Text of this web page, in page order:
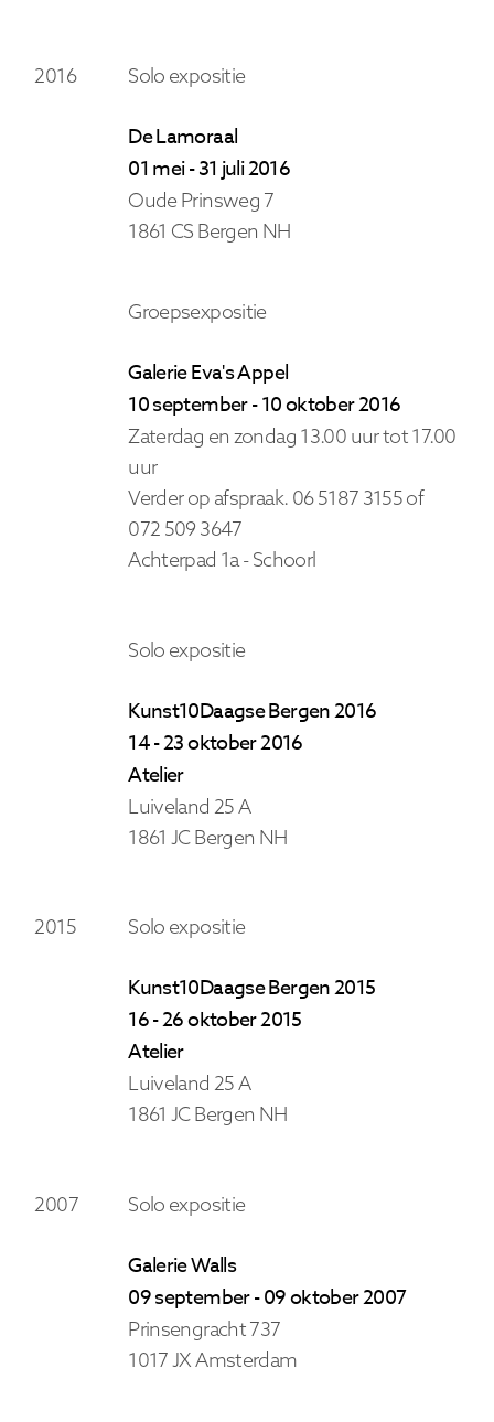
2007 Solo expositie
Galerie Walls
09 september - 09 oktober 2007
Prinsengracht 737
1017 JX Amsterdam
2015 Solo expositie
Kunst10Daagse Bergen 2015
16 - 26 oktober 2015
Atelier
Luiveland 25 A
1861 JC Bergen NH
2016 Solo expositie
De Lamoraal
01 mei - 31 juli 2016
Oude Prinsweg 7
1861 CS Bergen NH
Groepsexpositie
Galerie Eva's Appel
10 september - 10 oktober 2016
Zaterdag en zondag 13.00 uur tot 17.00
uur
Verder op afspraak. 06 5187 3155 of
072 509 3647
Achterpad 1a - Schoorl
Solo expositie
Kunst10Daagse Bergen 2016
14 - 23 oktober 2016
Atelier
Luiveland 25 A
1861 JC Bergen NH